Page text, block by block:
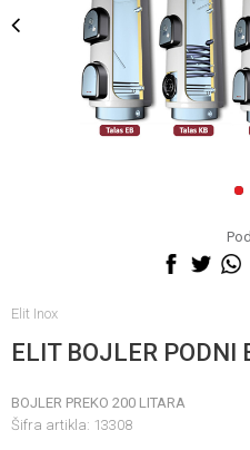
1
Elit Inox
ELIT BOJLER PODNI
BOJLER PREKO 200 LITARA
Šifra artikla: 13308